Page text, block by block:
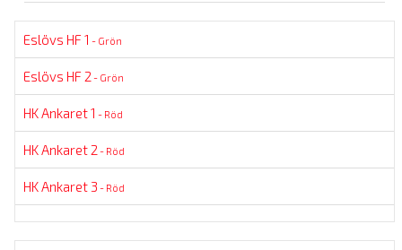
Eslövs HF 1 - Grön
Eslövs HF 2 - Grön
HK Ankaret 1 - Röd
HK Ankaret 2 - Röd
HK Ankaret 3 - Röd